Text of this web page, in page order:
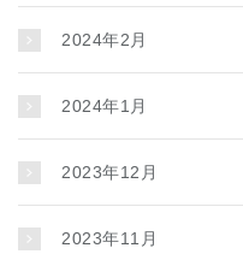
2024年2月
2024年1月
2023年12月
2023年11月